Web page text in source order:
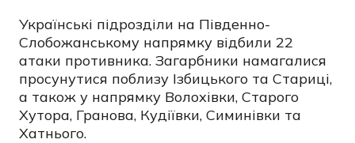
Українські підрозділи на Південно-
Слобожанському напрямку відбили 22
атаки противника. Загарбники намагалися
просунутися поблизу Ізбицького та Стариці,
а також у напрямку Волохівки, Старого
Хутора, Гранова, Кудіївки, Симинівки та
Хатнього.